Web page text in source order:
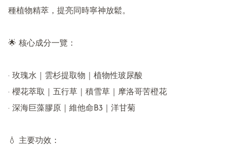
種植物精萃，提亮同時寧神放鬆。
🌟 核心成分一覽：
· 玫瑰水｜雲杉提取物｜植物性玻尿酸
· 櫻花萃取｜五行草｜積雪草｜摩洛哥苦橙花
· 深海巨藻膠原｜維他命B3｜洋甘菊
💧 主要功效：